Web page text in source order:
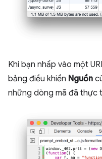
Khi bạn nhấp vào một
bảng điều khiển Nguồn
những dòng mã đã thực